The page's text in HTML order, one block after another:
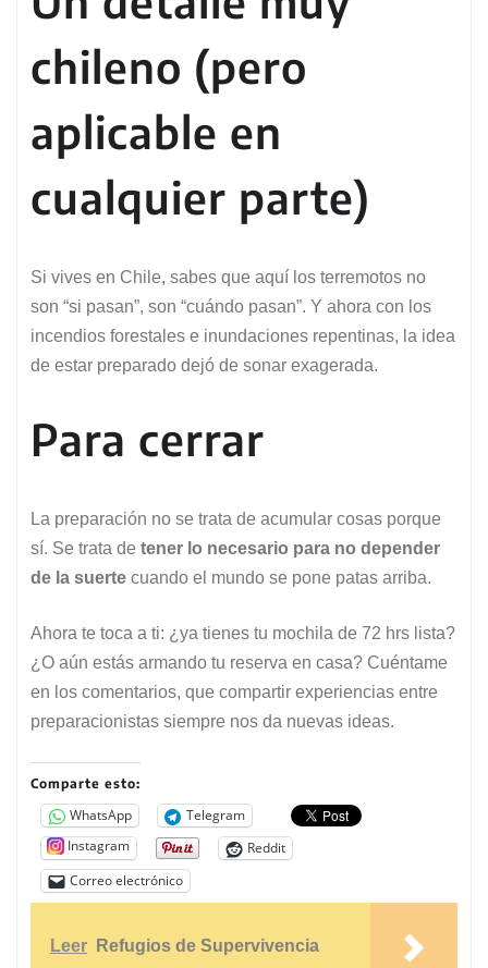
chileno (pero
aplicable en
cualquier parte)
Si vives en Chile, sabes que aquí los terremotos no
son “si pasan”, son “cuándo pasan”. Y ahora con los
incendios forestales e inundaciones repentinas, la idea
de estar preparado dejó de sonar exagerada.
Para cerrar
La preparación no se trata de acumular cosas porque
sí. Se trata de tener lo necesario para no depender
de la suerte cuando el mundo se pone patas arriba.
Ahora te toca a ti: ¿ya tienes tu mochila de 72 hrs lista?
¿O aún estás armando tu reserva en casa? Cuéntame
en los comentarios, que compartir experiencias entre
preparacionistas siempre nos da nuevas ideas.
Comparte esto:
WhatsApp
Telegram
Instagram
Reddit
Correo electrónico
Leer Refugios de Supervivencia